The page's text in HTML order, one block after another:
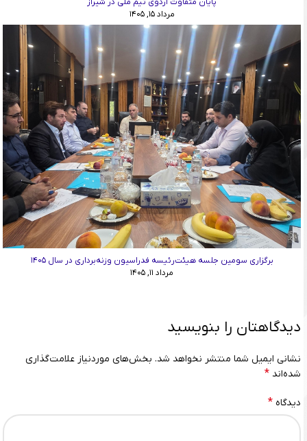
مرداد ۱۵, ۱۴۰۵
برگزاری سومین جلسه هیئت‌رئیسه فدراسیون وزنه‌برداری در سال ۱۴۰۵
مرداد ۱۱, ۱۴۰۵
دیدگاهتان را بنویسید
نشانی ایمیل شما منتشر نخواهد شد. بخش‌های موردنیاز علامت‌گذاری
شده‌اند *
دیدگاه *